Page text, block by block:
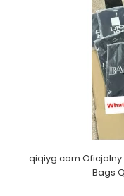
qiqiyg.com Oficjalny
Bags